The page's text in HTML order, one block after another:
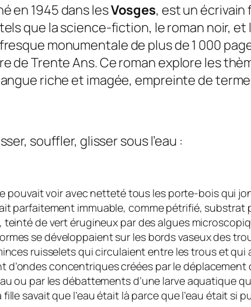
en 1945 dans lesVosges, est un
que la science-fiction, le roman noir, et
monumentale de plus de 1 000
de Trente Ans. Ce roman explore les
riche et imagée, empreinte de
souffler, glisser sous l’eau :
pouvait voir avec netteté tous les porte-bois qui
parfaitement immuable, comme pétrifié, substrat
teinté de vert érugineux par des algues
se développaient sur les bords vaseux des
ruisselets qui circulaient entre les trous et
d’ondes concentriques créées par le
ou par les débattements d’une larve aquatique
savait que l’eau était là parce que l’eau était si